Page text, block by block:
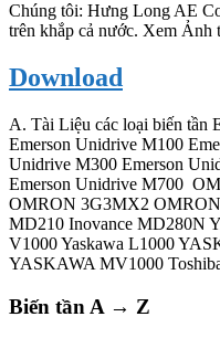
Chúng tôi: Hưng Long AE
trên khắp cả nước. Xem
Download
A. Tài Liệu các loại biến tần
Emerson Unidrive M100
Unidrive M300 Emerson
Emerson Unidrive M700
OMRON 3G3MX2
MD210 Inovance MD280N
V1000 Yaskawa L1000
YASKAWA MV1000
Biến tần A → Z